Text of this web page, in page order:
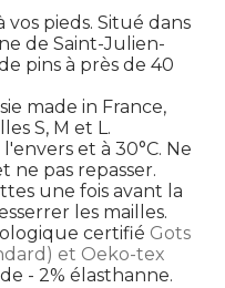
pieds. Situé dans
de Saint-Julien-
pins à près de 40
made in France,
S, M et L.
et à 30°C. Ne
ne pas repasser.
une fois avant la
les mailles.
certifié Gots
et Oeko-tex
- 2% élasthanne.